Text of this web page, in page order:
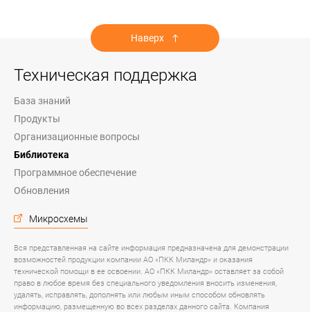
Наверх
Техническая поддержка
База знаний
Продукты
Организационные вопросы
Библиотека
Программное обеспечение
Обновления
Микросхемы
Вся представленная на сайте информация предназначена для демонстрации
возможностей продукции компании АО «ПКК Миландр» и оказания
технической помощи в ее освоении. АО «ПКК Миландр» оставляет за собой
право в любое время без специального уведомления вносить изменения,
удалять, исправлять, дополнять или любым иным способом обновлять
информацию, размещенную во всех разделах данного сайта. Компания